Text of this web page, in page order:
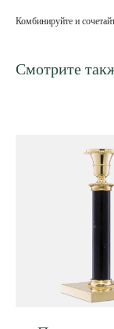
Комбинируйте и
Смотрите